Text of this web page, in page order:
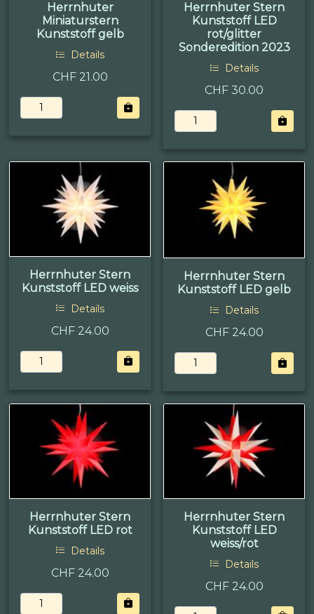
Herrnhuter
Miniaturstern
Kunststoff gelb
Details
CHF 21.00
Herrnhuter Stern
Kunststoff LED
rot/glitter
Sonderedition 2023
Details
CHF 30.00
Herrnhuter Stern
Kunststoff LED weiss
Details
CHF 24.00
Herrnhuter Stern
Kunststoff LED gelb
Details
CHF 24.00
Herrnhuter Stern
Kunststoff LED rot
Details
CHF 24.00
Herrnhuter Stern
Kunststoff LED
weiss/rot
Details
CHF 24.00